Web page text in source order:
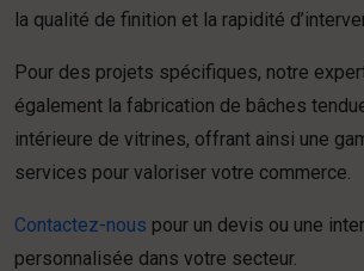
la qualité de finition et la rapidité
Pour des projets spécifiques, notre
également la fabrication de bâches
intérieure de vitrines, offrant ainsi une
services pour valoriser votre commerce.
Contactez-nous pour un devis ou une
personnalisée dans votre secteur.